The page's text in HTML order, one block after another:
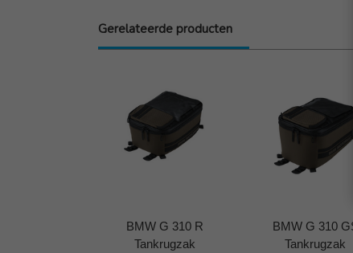
Gerelateerde producten
BMW G 310 R
Tankrugzak
BMW G 310
Tankrugzak